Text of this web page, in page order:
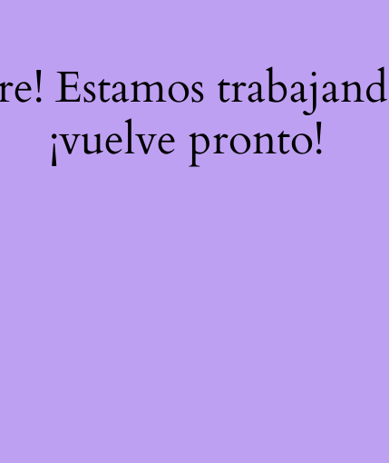
Estamos
¡vuelve pronto!